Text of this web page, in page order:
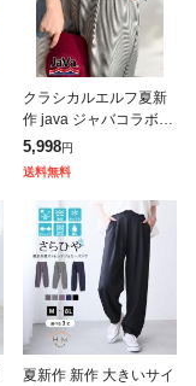
クラシカルエルフ夏新
作 java ジャバコラボ ボ
トムス パンツ レディー
ス ヒッコリータック デ
ザイン ボリュームパン
ツ ス
5,998円
送料無料
夏新作 新作 大きいサイ